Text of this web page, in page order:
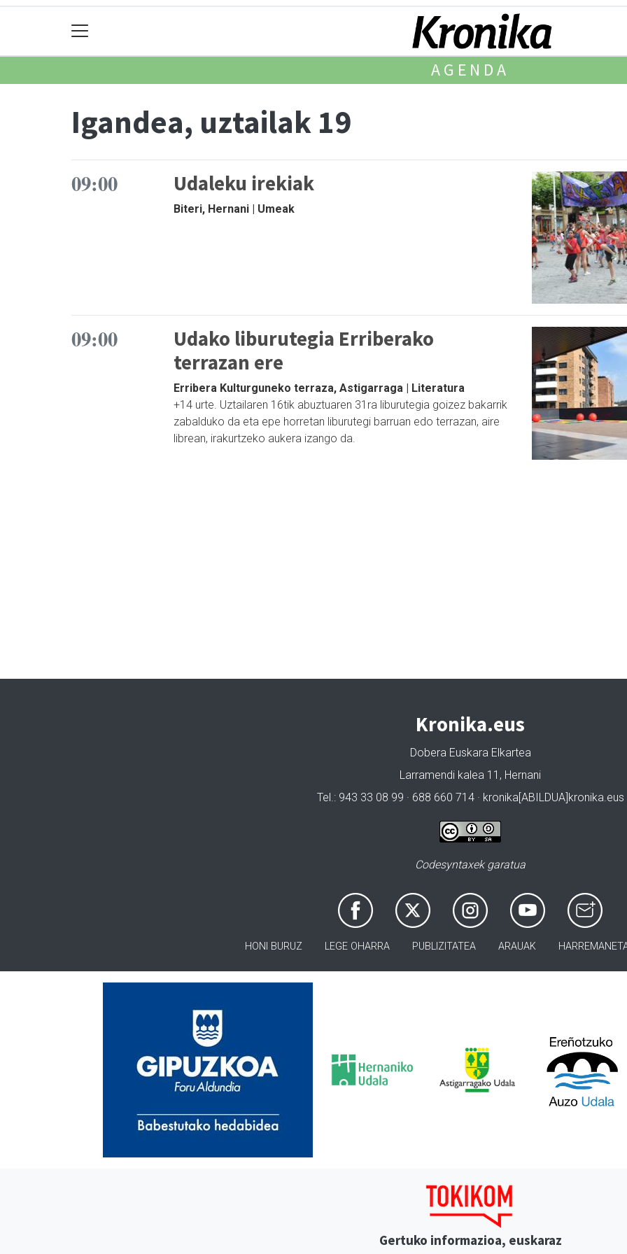
AGENDA
Igandea, uztailak 19
09:00 Udaleku irekiak
Biteri, Hernani | Umeak
09:00
Udako liburutegia Erriberako
terrazan ere
Erribera Kulturguneko terraza, Astigarraga | Literatura
+14 urte. Uztailaren 16tik abuztuaren 31ra liburutegia goizez bakarrik
zabalduko da eta epe horretan liburutegi barruan edo terrazan, aire
librean, irakurtzeko aukera izango da.
Kronika.eus
Dobera Euskara Elkartea
Larramendi kalea 11, Hernani
Tel.: 943 33 08 99 · 688 660 714 · kronika[ABILDUA]kronika.eus
Codesyntaxek garatua
HONI BURUZ LEGE OHARRA PUBLIZITATEA ARAUAK
Gertuko informazioa, euskaraz